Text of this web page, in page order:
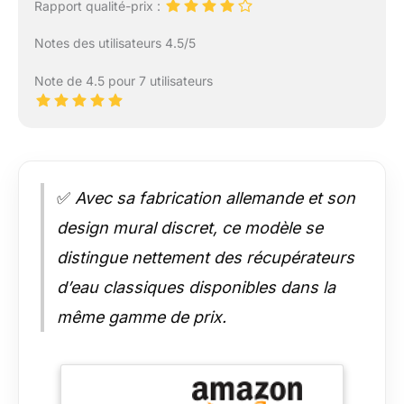
Rapport qualité-prix :
Notes des utilisateurs 4.5/5
Note de 4.5 pour 7 utilisateurs
✅ Avec sa fabrication allemande et son
design mural discret, ce modèle se
distingue nettement des récupérateurs
d’eau classiques disponibles dans la
même gamme de prix.